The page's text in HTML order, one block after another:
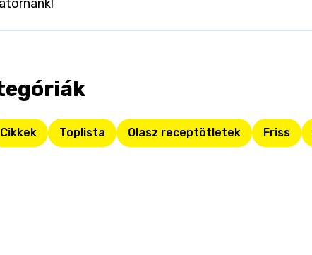
Cikkek Toplista Olasz receptötletek Friss